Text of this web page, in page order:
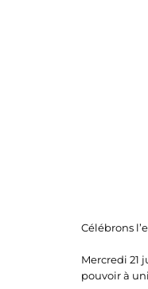
Célébrons
Mercredi 21
pouvoir à